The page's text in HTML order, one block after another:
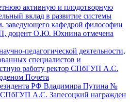
активную и плодотворную
вклад в развитие системы
заведующего кафедрой философии
доцент О.Ю. Юхнина отмечена
РФ Владимира Путина №
СПбГУП А.С. Запесоцкий награжден